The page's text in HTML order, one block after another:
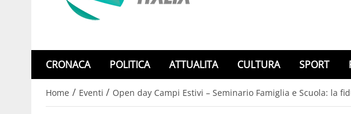
CRONACA POLITICA ATTUALITA CULTURA SPORT
Home / Eventi / Open day Campi Estivi – Seminario Famiglia e Scuola: la